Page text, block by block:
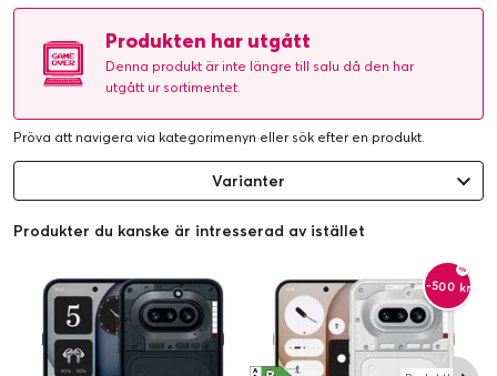
Produkten har utgått
Denna produkt är inte längre till salu då den har
utgått ur sortimentet.
Pröva att navigera via kategorimenyn eller sök efter en produkt.
Varianter
Produkter du kanske är intresserad av istället
-500 kr
A